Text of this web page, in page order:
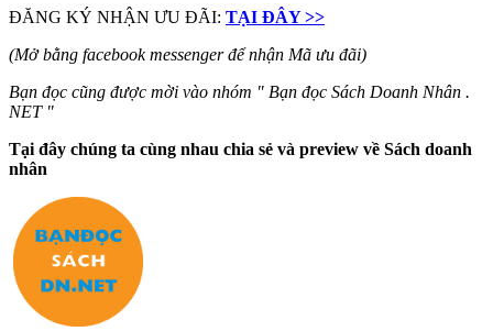
ĐĂNG KÝ NHẬN ƯU ĐÃI: TẠI ĐÂY >>
(Mở bằng facebook messenger để nhận Mã ưu đãi)
Bạn đọc cũng được mời vào nhóm " Bạn đọc Sách Doanh Nhân .
NET "
Tại đây chúng ta cùng nhau chia sẻ và preview về Sách doanh
nhân